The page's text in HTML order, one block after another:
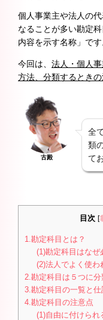
個人事業主や法人の
なることが多い勘定
内容を示す名称」です
今回は、 法人・個人
方法、分類するとき
古殿
全
類
て
目次 [
1.勘定科目とは？
(1)勘定科目はなぜ
(2)法人でよく使わ
2.勘定科目は５つに分
3.勘定科目の一覧と仕
4.勘定科目の注意点
(1)自由に付けられ